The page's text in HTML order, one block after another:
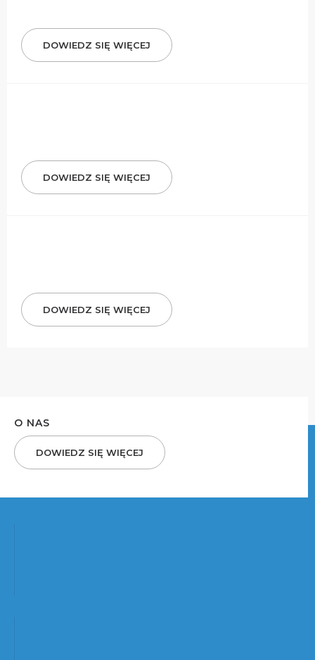
DOWIEDZ SIĘ WIĘCEJ
DOWIEDZ SIĘ WIĘCEJ
DOWIEDZ SIĘ WIĘCEJ
O NAS
DOWIEDZ SIĘ WIĘCEJ